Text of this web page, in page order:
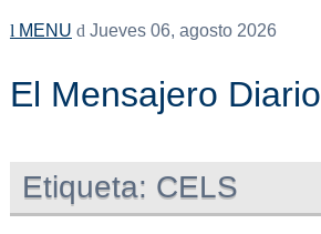
MENU Jueves 06, agosto 2026
El Mensajero Diario
Etiqueta: CELS